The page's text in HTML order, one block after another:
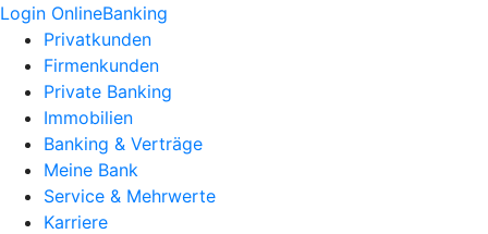
Login OnlineBanking
Privatkunden
Firmenkunden
Private Banking
Immobilien
Banking & Verträge
Meine Bank
Service & Mehrwerte
Karriere